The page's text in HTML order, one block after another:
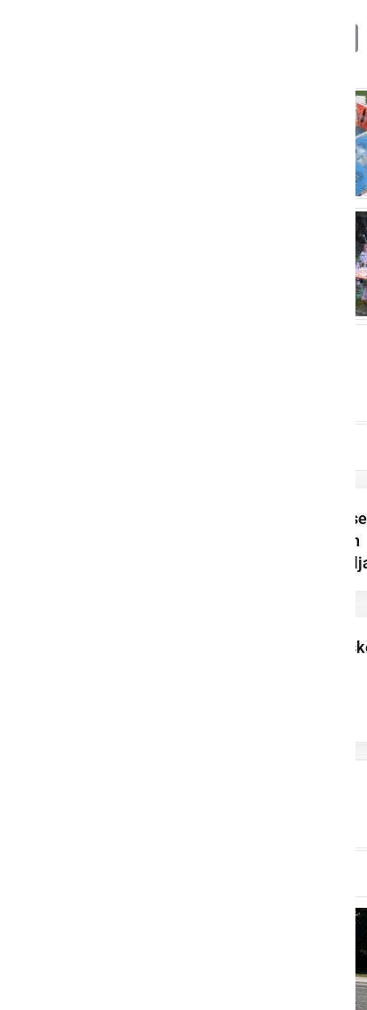
Vida Ozmec že
dela v gostinstvu in
turizmu ter
Poletne